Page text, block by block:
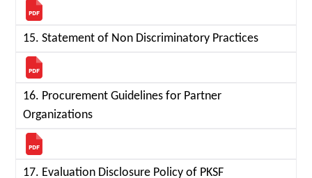
15. Statement of Non Discriminatory Practices
16. Procurement Guidelines for Partner
Organizations
17. Evaluation Disclosure Policy of PKSF